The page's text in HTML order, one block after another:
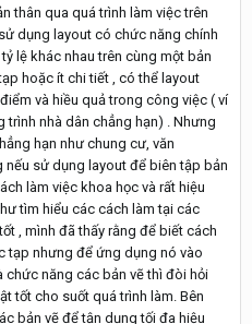
thân qua quá trình làm việc trên
dụng layout có chức năng chính
lệ khác nhau trên cùng một bản
hoặc ít chi tiết , có thể layout
và hiều quả trong công việc ( ví
trình nhà dân chẳng hạn) . Nhưng
hạn như chung cư, văn
sử dụng layout để biên tập bản
làm việc khoa học và rất hiệu
tìm hiểu các cách làm tại các
, mình đã thấy rằng để biết cách
tạp nhưng để ứng dụng nó vào
chức năng các bản vẽ thì đòi hỏi
tốt cho suốt quá trình làm. Bên
bản vẽ để tận dụng tối đa hiệu